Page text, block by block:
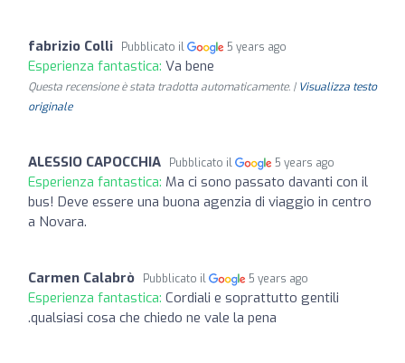
fabrizio Colli Pubblicato il 5 years ago
Esperienza fantastica: Va bene
Questa recensione è stata tradotta automaticamente. | Visualizza testo
originale
ALESSIO CAPOCCHIA Pubblicato il 5 years ago
Esperienza fantastica: Ma ci sono passato davanti con il
bus! Deve essere una buona agenzia di viaggio in centro
a Novara.
Carmen Calabrò Pubblicato il 5 years ago
Esperienza fantastica: Cordiali e soprattutto gentili
.qualsiasi cosa che chiedo ne vale la pena